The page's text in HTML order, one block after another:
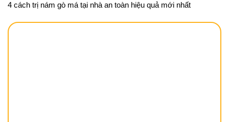
4 cách trị nám gò má tại nhà an toàn hiệu quả mới nhất